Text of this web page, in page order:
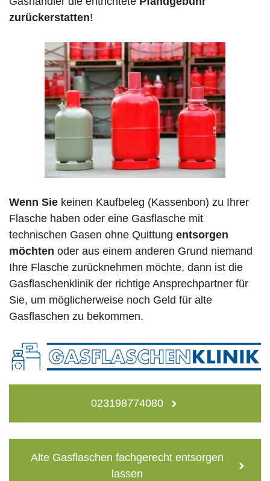
zurückerstatten!
Wenn Sie keinen Kaufbeleg (Kassenbon) zu Ihrer
Flasche haben oder eine Gasflasche mit
technischen Gasen ohne Quittung entsorgen
möchten oder aus einem anderen Grund niemand
Ihre Flasche zurücknehmen möchte, dann ist die
Gasflaschenklinik der richtige Ansprechpartner für
Sie, um möglicherweise noch Geld für alte
Gasflaschen zu bekommen.
023198774080
Alte Gasflaschen fachgerecht entsorgen
lassen